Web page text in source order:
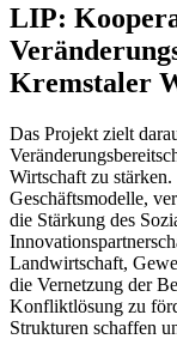
LIP:
Kremstaler
Das Projekt zielt
Wirtschaft zu
Geschäftsmodelle,
die Stärkung des
Landwirtschaft,
die Vernetzung der
Konfliktlösung zu
Strukturen schaffen